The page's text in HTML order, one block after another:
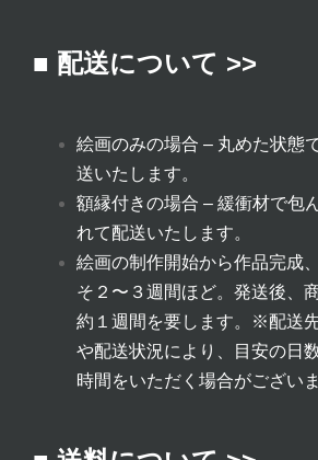
■ 配送について >>
絵画のみの場合 – 丸めた状態
送いたします。
額縁付きの場合 – 緩衝材で包
れて配送いたします。
絵画の制作開始から作品完成
そ２〜３週間ほど。発送後、
約１週間を要します。
※配送
や配送状況により、目安の日
時間をいただく場合がございま